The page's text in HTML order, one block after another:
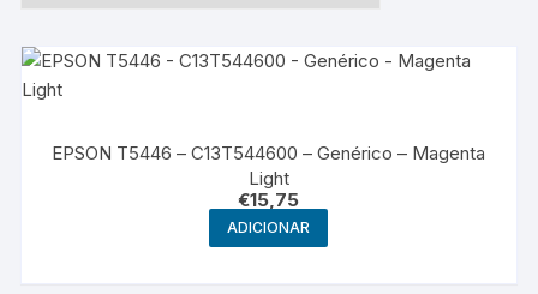
EPSON T5446 – C13T544600 – Genérico – Magenta
Light
€15,75
ADICIONAR